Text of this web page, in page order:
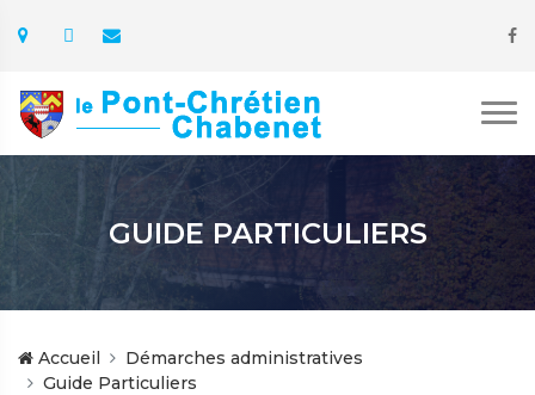
GUIDE PARTICULIERS
Accueil
Démarches administratives
Guide Particuliers